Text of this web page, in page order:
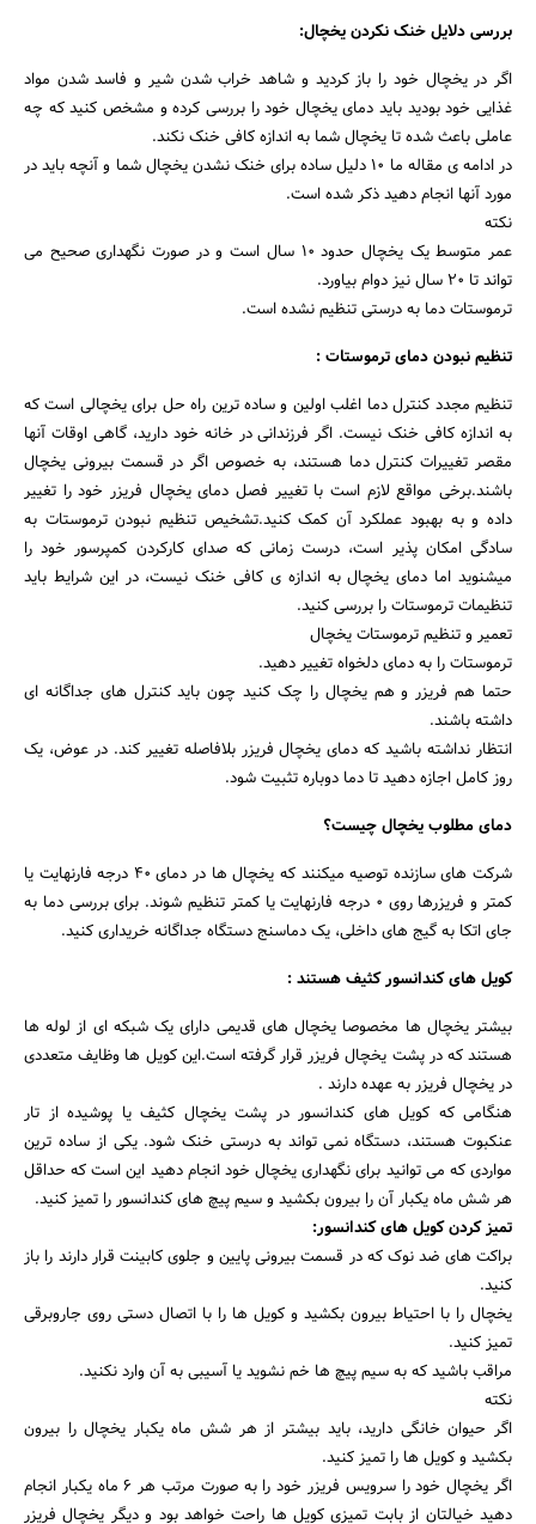
جستجو
بررسی دلایل خنک نکردن یخچال:
اگر در یخچال خود را باز کردید و شاهد خراب شدن شیر و فاسد شدن مواد
غذایی خود بودید باید دمای یخچال خود را بررسی کرده و مشخص کنید که چه
عاملی باعث شده تا یخچال شما به اندازه کافی خنک نکند.
در ادامه ی مقاله ما ۱۰ دلیل ساده برای خنک نشدن یخچال شما و آنچه باید در
مورد آنها انجام دهید ذکر شده است.
نکته
عمر متوسط یک یخچال حدود ۱۰ سال است و در صورت نگهداری صحیح می
تواند تا ۲۰ سال نیز دوام بیاورد.
ترموستات دما به درستی تنظیم نشده است.
تنظیم نبودن دمای ترموستات :
تنظیم مجدد کنترل دما اغلب اولین و ساده ترین راه حل برای یخچالی است که
به اندازه کافی خنک نیست. اگر فرزندانی در خانه خود دارید، گاهی اوقات آنها
مقصر تغییرات کنترل دما هستند، به خصوص اگر در قسمت بیرونی یخچال
باشند.برخی مواقع لازم است با تغییر فصل دمای یخچال فریزر خود را تغییر
داده و به بهبود عملکرد آن کمک کنید.تشخیص تنظیم نبودن ترموستات به
سادگی امکان پذیر است، درست زمانی که صدای کارکردن کمپرسور خود را
میشنوید اما دمای یخچال به اندازه ی کافی خنک نیست، در این شرایط باید
تنظیمات ترموستات را بررسی کنید.
تعمیر و تنظیم ترموستات یخچال
ترموستات را به دمای دلخواه تغییر دهید.
حتما هم فریزر و هم یخچال را چک کنید چون باید کنترل های جداگانه ای
داشته باشند.
انتظار نداشته باشید که دمای یخچال فریزر بلافاصله تغییر کند. در عوض، یک
روز کامل اجازه دهید تا دما دوباره تثبیت شود.
دمای مطلوب یخچال چیست؟
شرکت های سازنده توصیه میکنند که یخچال ها در دمای ۴۰ درجه فارنهایت یا
کمتر و فریزرها روی ۰ درجه فارنهایت یا کمتر تنظیم شوند. برای بررسی دما به
جای اتکا به گیج های داخلی، یک دماسنج دستگاه جداگانه خریداری کنید.
کویل های کندانسور کثیف هستند :
بیشتر یخچال ها مخصوصا یخچال های قدیمی دارای یک شبکه ای از لوله ها
هستند که در پشت یخچال فریزر قرار گرفته است.این کویل ها وظایف متعددی
در یخچال فریزر به عهده دارند .
هنگامی که کویل های کندانسور در پشت یخچال کثیف یا پوشیده از تار
عنکبوت هستند، دستگاه نمی تواند به درستی خنک شود. یکی از ساده ترین
مواردی که می توانید برای نگهداری یخچال خود انجام دهید این است که حداقل
هر شش ماه یکبار آن را بیرون بکشید و سیم پیچ های کندانسور را تمیز کنید.
تمیز کردن کویل های کندانسور:
براکت های ضد نوک که در قسمت بیرونی پایین و جلوی کابینت قرار دارند را باز
کنید.
یخچال را با احتیاط بیرون بکشید و کویل ها را با اتصال دستی روی جاروبرقی
تمیز کنید.
مراقب باشید که به سیم پیچ ها خم نشوید یا آسیبی به آن وارد نکنید.
نکته
اگر حیوان خانگی دارید، باید بیشتر از هر شش ماه یکبار یخچال را بیرون
بکشید و کویل ها را تمیز کنید.
اگر یخچال خود را سرویس فریزر خود را به صورت مرتب هر ۶ ماه یکبار انجام
دهید خیالتان از بابت تمیزی کویل ها راحت خواهد بود و دیگر یخچال فریزر